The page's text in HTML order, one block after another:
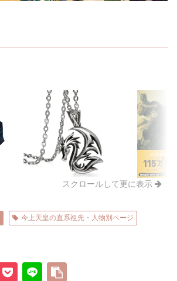
スクロールして更に表示
今上天皇の直系祖先・人物別ページ